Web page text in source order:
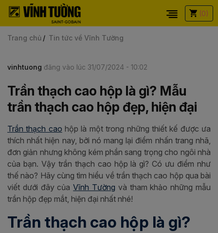
(0)
Trang chủ Tin tức về Vĩnh Tường
vinhtuong đăng vào lúc 31/07/2024 - 10:02
Trần thạch cao hộp là gì? Mẫu
trần thạch cao hộp đẹp, hiện đại
Trần thạch cao hộp là một trong những thiết kế được ưa
thích nhất hiện nay, bởi nó mang lại điểm nhấn trang nhã,
đơn giản nhưng không kém phần sang trọng cho ngôi nhà
của bạn. Vậy trần thạch cao hộp là gì? Có ưu điểm như
thế nào? Hãy cùng tìm hiểu về trần thạch cao hộp qua bài
viết dưới đây củaVĩnh Tường và tham khảo những mẫu
trần hộp đẹp mắt, hiện đại nhất nhé!
Trần thạch cao hộp là gì?